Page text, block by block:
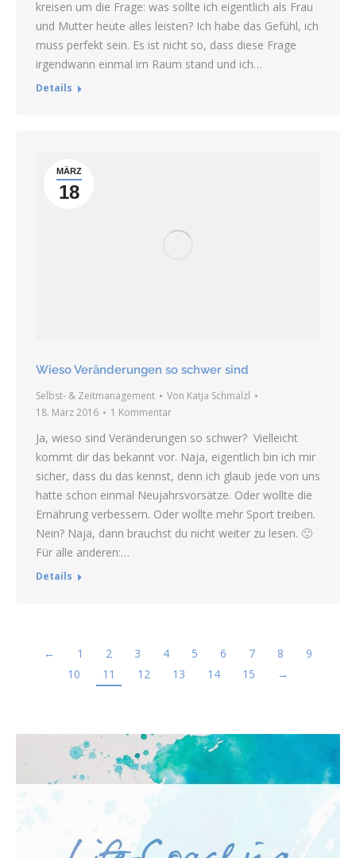
kreisen um die Frage: was sollte ich eigentlich als Frau
und Mutter heute alles leisten? Ich habe das Gefühl, ich
muss perfekt sein. Es ist nicht so, dass diese Frage
irgendwann einmal im Raum stand und ich…
Details
MÄRZ
18
Wieso Veränderungen so schwer sind
Selbst- & Zeitmanagement Von Katja Schmalzl
18. März 2016
1 Kommentar
Ja, wieso sind Veränderungen so schwer? Vielleicht
kommt dir das bekannt vor. Naja, eigentlich bin ich mir
sicher, dass du das kennst, denn ich glaub jede von uns
hatte schon einmal Neujahrsvorsätze. Oder wollte die
Ernährung verbessern. Oder wollte mehr Sport treiben.
Nein? Naja, dann brauchst du nicht weiter zu lesen. 🙂
Für alle anderen:…
Details
← 1 2 3 4 5 6 7 8
9
10
11 12 13 14 15 →